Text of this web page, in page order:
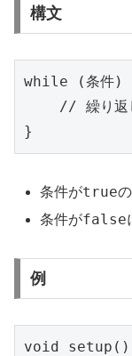
構文
while (条件)
// 繰り返
}
条件がtrue
条件がfalse
例
void